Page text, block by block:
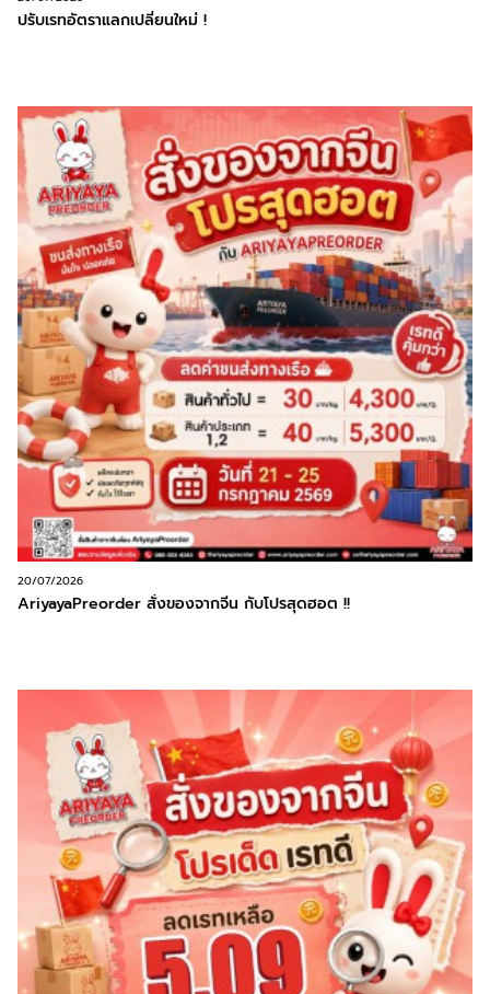
ปรับเรทอัตราแลกเปลี่ยนใหม่ !
20/07/2026
AriyayaPreorder สั่งของจากจีน กับโปรสุดฮอต !!